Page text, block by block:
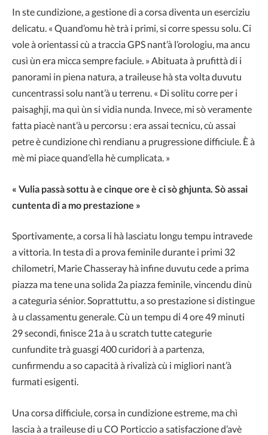
In ste cundizione, a gestione di a corsa diventa un eserciziu
delicatu. « Quand’omu hè trà i primi, si corre spessu solu. Ci
vole à orientassi cù a traccia GPS nant’à l’orologiu, ma ancu
cusì ùn era micca sempre faciule. » Abituata à prufittà di i
panorami in piena natura, a traileuse hà sta volta duvutu
cuncentrassi solu nant’à u terrenu. « Di solitu corre per i
paisaghji, ma quì ùn si vidia nunda. Invece, mi sò veramente
fatta piacè nant’à u percorsu : era assai tecnicu, cù assai
petre è cundizione chì rendianu a prugressione difficiule. È à
mè mi piace quand’ella hè cumplicata. »
« Vulia passà sottu à e cinque ore è ci sò ghjunta. Sò assai
cuntenta di a mo prestazione »
Sportivamente, a corsa li hà lasciatu longu tempu intravede
a vittoria. In testa di a prova feminile durante i primi 32
chilometri, Marie Chasseray hà infine duvutu cede a prima
piazza ma tene una solida 2a piazza feminile, vincendu dinù
a categuria sénior. Soprattuttu, a so prestazione si distingue
à u classamentu generale. Cù un tempu di 4 ore 49 minuti
29 secondi, finisce 21a à u scratch tutte categurie
cunfundite trà guasgi 400 curidori à a partenza,
cunfirmendu a so capacità à rivalizà cù i migliori nant’à
furmati esigenti.
Una corsa difficiule, corsa in cundizione estreme, ma chì
lascia à a traileuse di u CO Porticcio a satisfaczione d’avè